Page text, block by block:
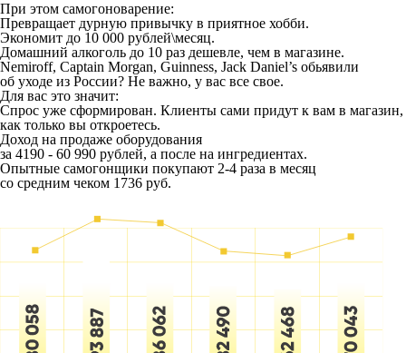
При этом самогоноварение:
Превращает дурную привычку в приятное хобби.
Экономит до 10 000 рублей\месяц.
Домашний алкоголь до 10 раз дешевле, чем в магазине.
Nemiroff, Captain Morgan, Guinness, Jack Daniel’s обьявили
об уходе из России? Не важно, у вас все свое.
Для вас это значит:
Спрос уже сформирован. Клиенты сами придут к вам в магазин,
как только вы откроетесь.
Доход на продаже оборудования
за 4190 - 60 990 рублей, а после на ингредиентах.
Опытные самогонщики покупают 2-4 раза в месяц
со средним чеком 1736 руб.